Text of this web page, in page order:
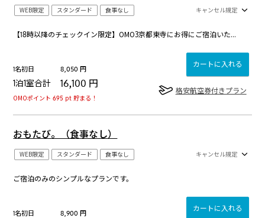
WEB限定 スタンダード 食事なし キャンセル規定
【18時以降のチェックイン限定】OMO3京都東寺にお得にご宿泊いただけるプランです。
1名初日 8,050 円
1泊1室合計 16,100 円
OMOポイント 695 pt 貯まる！
カートに入れる
格安航空券付きプラン
おもたび。（食事なし）
WEB限定 スタンダード 食事なし キャンセル規定
ご宿泊のみのシンプルなプランです。
1名初日 8,900 円
カートに入れる